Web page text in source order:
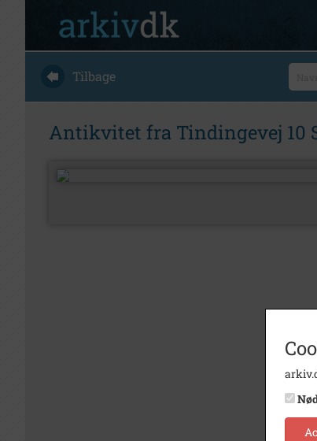
Tilbage
Antikvitet fra Tindingevej 10